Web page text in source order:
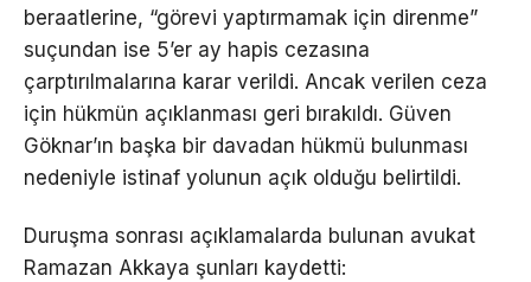
beraatlerine, “görevi yaptırmamak için direnme”
suçundan ise 5’er ay hapis cezasına
çarptırılmalarına karar verildi. Ancak verilen ceza
için hükmün açıklanması geri bırakıldı. Güven
Göknar’ın başka bir davadan hükmü bulunması
nedeniyle istinaf yolunun açık olduğu belirtildi.
Duruşma sonrası açıklamalarda bulunan avukat
Ramazan Akkaya şunları kaydetti: